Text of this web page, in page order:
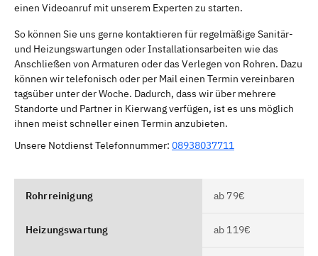
einen Videoanruf mit unserem Experten zu starten.
So können Sie uns gerne kontaktieren für regelmäßige Sanitär-
und Heizungswartungen oder Installationsarbeiten wie das
Anschließen von Armaturen oder das Verlegen von Rohren. Dazu
können wir telefonisch oder per Mail einen Termin vereinbaren
tagsüber unter der Woche. Dadurch, dass wir über mehrere
Standorte und Partner in Kierwang verfügen, ist es uns möglich
ihnen meist schneller einen Termin anzubieten.
Unsere Notdienst Telefonnummer: 08938037711
Rohrreinigung ab 79€
Heizungswartung ab 119€